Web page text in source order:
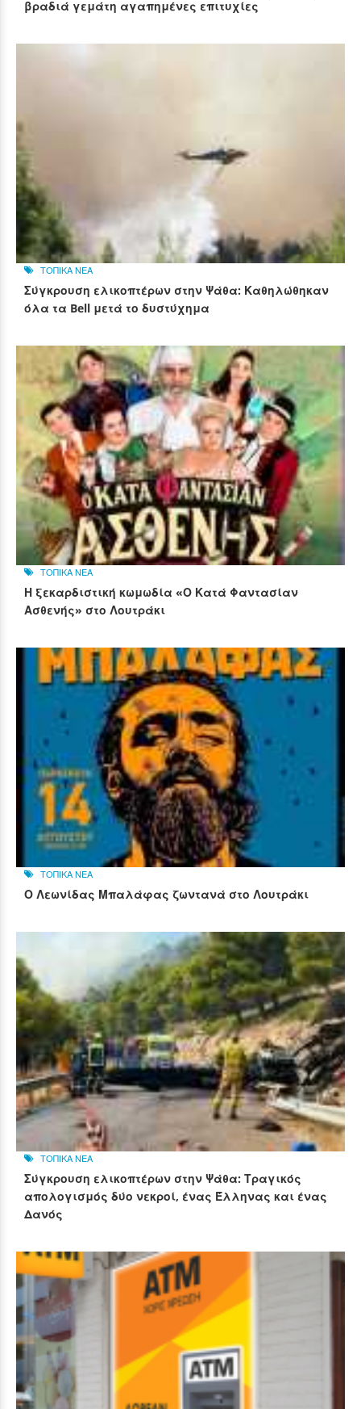
βραδιά γεμάτη αγαπημένες επιτυχίες
ΤΟΠΙΚΑ ΝΕΑ
Σύγκρουση ελικοπτέρων στην Ψάθα: Καθηλώθηκαν
όλα τα Bell μετά το δυστύχημα
ΤΟΠΙΚΑ ΝΕΑ
Η ξεκαρδιστική κωμωδία «Ο Κατά Φαντασίαν
Ασθενής» στο Λουτράκι
ΤΟΠΙΚΑ ΝΕΑ
Ο Λεωνίδας Μπαλάφας ζωντανά στο Λουτράκι
ΤΟΠΙΚΑ ΝΕΑ
Σύγκρουση ελικοπτέρων στην Ψάθα: Τραγικός
απολογισμός δύο νεκροί, ένας Έλληνας και ένας
Δανός